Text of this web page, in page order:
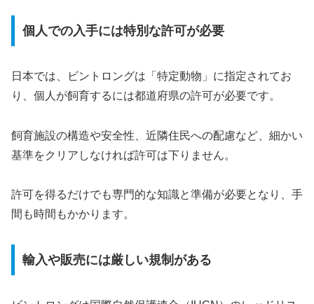
個人での入手には特別な許可が必要
日本では、ビントロングは「特定動物」に指定されてお
り、個人が飼育するには都道府県の許可が必要です。
飼育施設の構造や安全性、近隣住民への配慮など、細かい
基準をクリアしなければ許可は下りません。
許可を得るだけでも専門的な知識と準備が必要となり、手
間も時間もかかります。
輸入や販売には厳しい規制がある